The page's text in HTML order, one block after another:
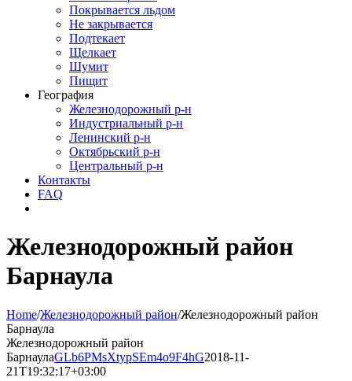
Покрывается льдом
Не закрывается
Подтекает
Щелкает
Шумит
Пищит
География
Железнодорожный р-н
Индустриальный р-н
Ленинский р-н
Октябрьский р-н
Центральный р-н
Контакты
FAQ
Железнодорожный район
Барнаула
Home/Железнодорожный район/Железнодорожный район
Барнаула
Железнодорожный район
БарнаулаGLb6PMsXtypSEm4o9F4hG2018-11-
21T19:32:17+03:00